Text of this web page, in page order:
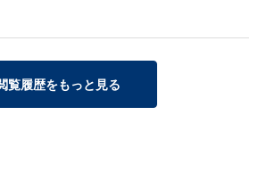
覧履歴をもっと見る